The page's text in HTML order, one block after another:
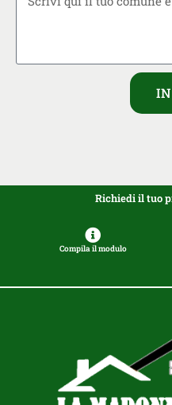
Richiedi il tuo
Compila il modulo